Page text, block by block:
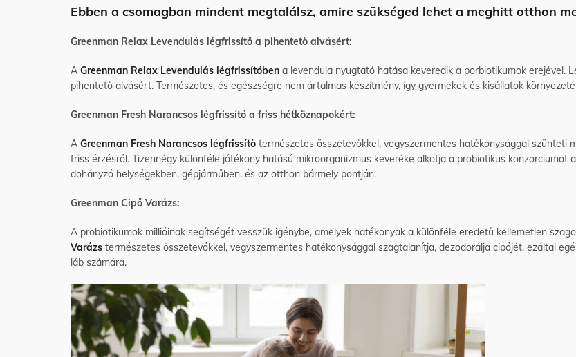
Ebben a csomagban mindent megtalálsz, amire szükséged lehet a meghitt otthon
Greenman Relax Levendulás légfrissítő a pihentető alvásért:
A Greenman Relax Levendulás légfrissítőben a levendula nyugtató hatása keveredik a porbiotikumok erejével.
pihentető alvásért. Természetes, és egészségre nem ártalmas készítmény, így gyermekek és kisállatok
Greenman Fresh Narancsos légfrissítő a friss hétköznapokért:
A Greenman Fresh Narancsos légfrissítő természetes összetevőkkel, vegyszermentes hatékonysággal szünteti
friss érzésről. Tizennégy különféle jótékony hatású mikroorganizmus keveréke alkotja a probiotikus
dohányzó helységekben, gépjárműben, és az otthon bármely pontján.
Greenman Cipő Varázs:
A probiotikumok millióinak segítségét vesszük igénybe, amelyek hatékonyak a különféle eredetű kellemetlen
Varázs természetes összetevőkkel, vegyszermentes hatékonysággal szagtalanítja, dezodorálja cipőjét, ezáltal
láb számára.